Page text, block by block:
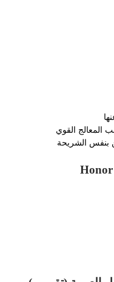
المعالج القوي
بنفس الشريحة